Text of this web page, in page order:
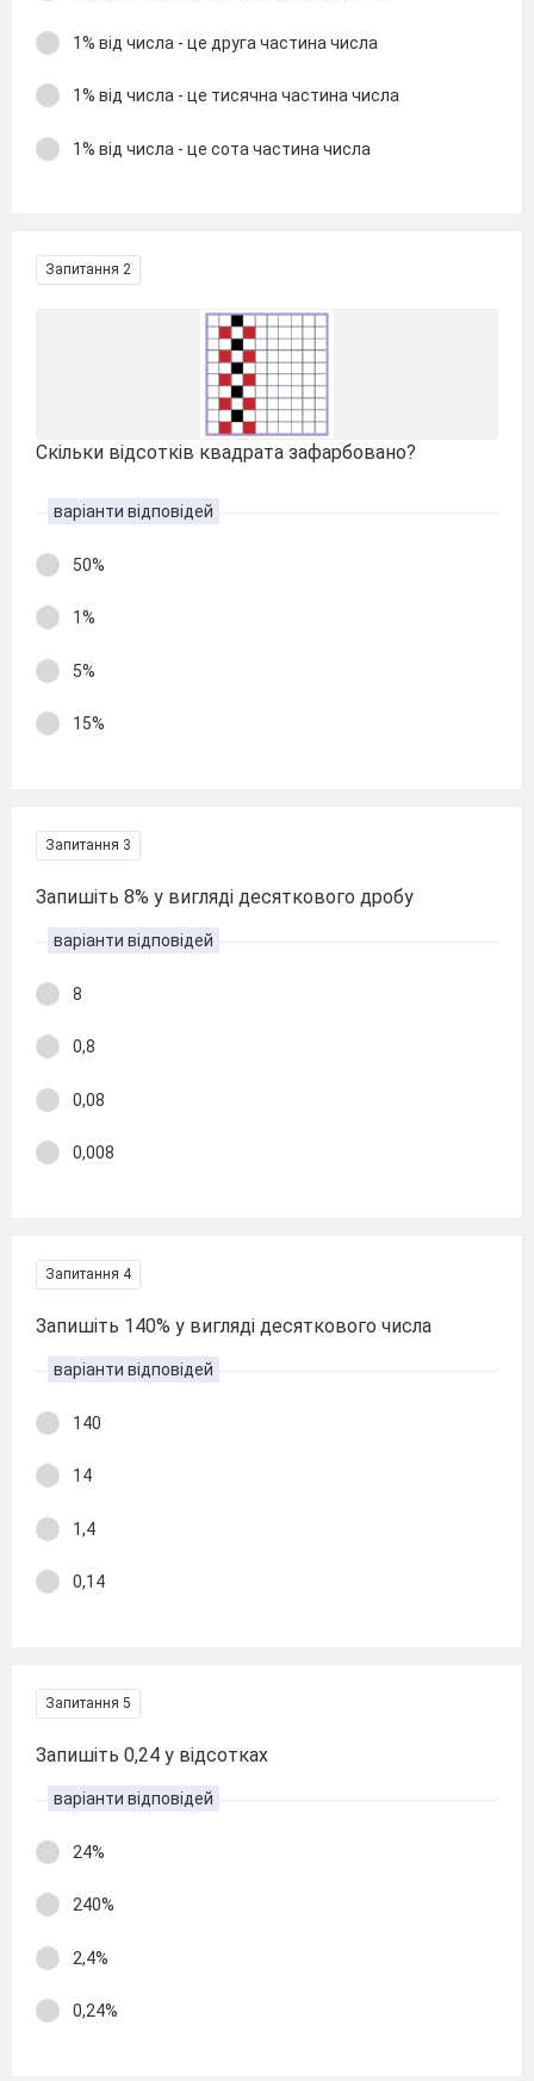
1% від числа - це друга частина числа
1% від числа - це тисячна частина числа
1% від числа - це сота частина числа
Запитання 2
Скільки відсотків квадрата зафарбовано?
варіанти відповідей
50%
1%
5%
15%
Запитання 3
Запишіть 8% у вигляді десяткового дробу
варіанти відповідей
8
0,8
0,08
0,008
Запитання 4
Запишіть 140% у вигляді десяткового числа
варіанти відповідей
140
14
1,4
0,14
Запитання 5
Запишіть 0,24 у відсотках
варіанти відповідей
24%
240%
2,4%
0,24%